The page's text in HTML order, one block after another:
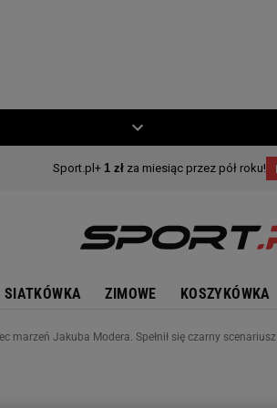
SIATKÓWKA ZIMOWE KOSZYKÓWKA
marzeń Jakuba Modera. Spełnił się czarny scenariusz